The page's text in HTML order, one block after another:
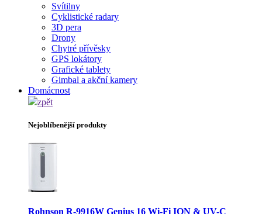
Svítilny
Cyklistické radary
3D pera
Drony
Chytré přívěsky
GPS lokátory
Grafické tablety
Gimbal a akční kamery
Domácnost
zpět
Nejoblíbenější produkty
Rohnson R-9916W Genius 16 Wi-Fi ION & UV-C